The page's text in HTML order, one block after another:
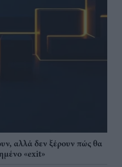
αλλά δεν ξέρουν πώς θα
«exit»